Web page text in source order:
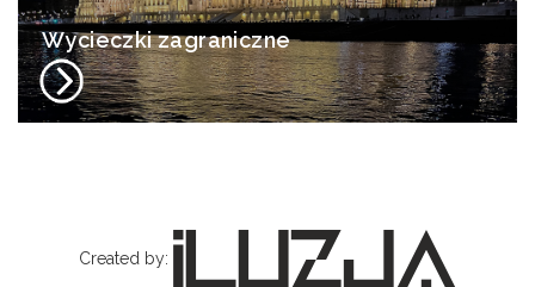
Wycieczki zagraniczne
Created by: